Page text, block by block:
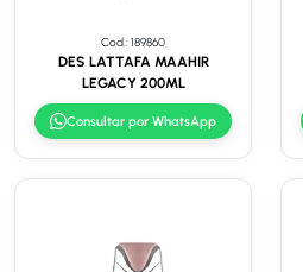
Cod.: 189860
DES LATTAFA MAAHIR
LEGACY 200ML
Consultar por WhatsApp